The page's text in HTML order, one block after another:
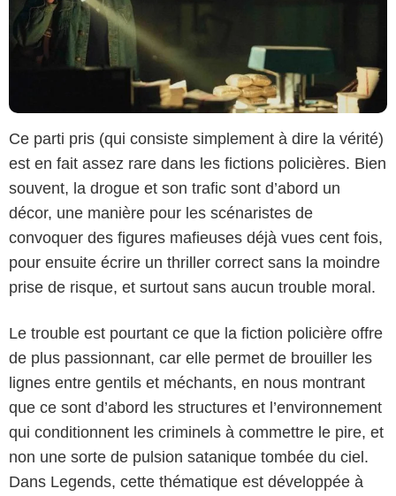
Ce parti pris (qui consiste simplement à dire la vérité)
est en fait assez rare dans les fictions policières. Bien
souvent, la drogue et son trafic sont d’abord un
décor, une manière pour les scénaristes de
convoquer des figures mafieuses déjà vues cent fois,
pour ensuite écrire un thriller correct sans la moindre
prise de risque, et surtout sans aucun trouble moral.
Le trouble est pourtant ce que la fiction policière offre
de plus passionnant, car elle permet de brouiller les
lignes entre gentils et méchants, en nous montrant
que ce sont d’abord les structures et l’environnement
qui conditionnent les criminels à commettre le pire, et
non une sorte de pulsion satanique tombée du ciel.
Dans Legends, cette thématique est développée à